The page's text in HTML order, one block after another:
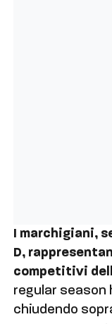
I marchigiani,
D,
competitivi
regular season
chiudendo